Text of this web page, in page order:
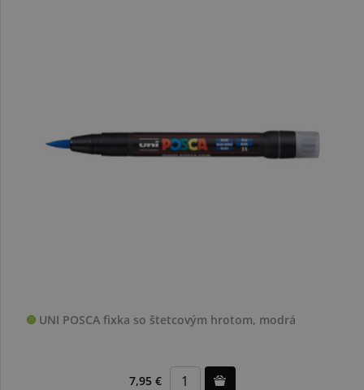
UNI POSCA fixka so štetcovým hrotom, modrá
7,95 €